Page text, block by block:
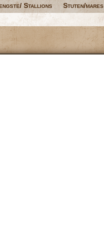
Stallions Stuten/mares